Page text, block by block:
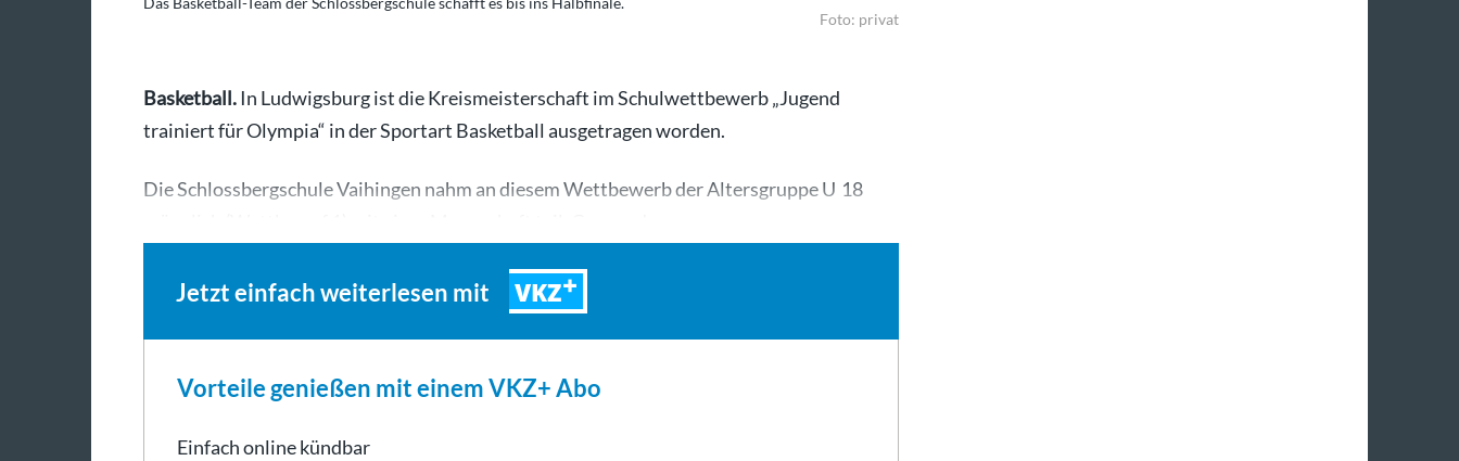
Foto: privat
Basketball.In Ludwigsburg ist die Kreismeisterschaft im Schulwettbewerb „Jugend
trainiert für Olympia“ in der Sportart Basketball ausgetragen worden.
Die Schlossbergschule Vaihingen nahm an diesem Wettbewerb der Altersgruppe U 18
Jetzt einfach weiterlesen mit VKZ
Vorteile genießen mit einem VKZ+ Abo
Einfach online kündbar